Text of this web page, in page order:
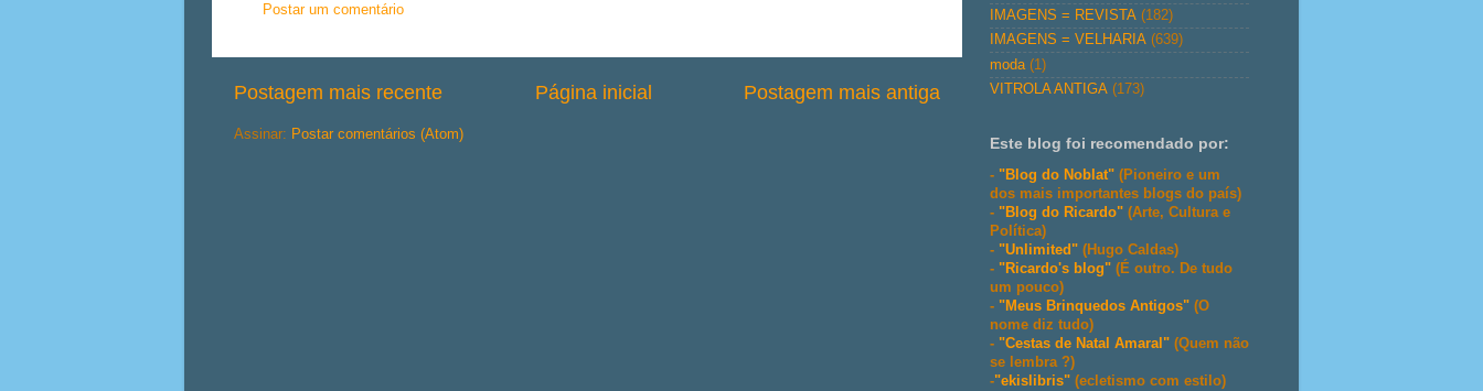
Postar um comentário
Postagem mais recente Postagem mais antiga
Página inicial
Assinar: Postar comentários (Atom)
IMAGENS = REVISTA (182)
IMAGENS = VELHARIA (639)
moda (1)
VITROLA ANTIGA (173)
Este blog foi recomendado por:
- "Blog do Noblat" (Pioneiro e um
dos mais importantes blogs do país)
- "Blog do Ricardo" (Arte, Cultura e
Política)
- "Unlimited" (Hugo Caldas)
- "Ricardo's blog" (É outro. De tudo
um pouco)
- "Meus Brinquedos Antigos" (O
nome diz tudo)
- "Cestas de Natal Amaral" (Quem não
se lembra ?)
-"ekislibris" (ecletismo com estilo)